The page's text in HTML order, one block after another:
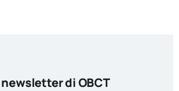
newsletter di OBCT